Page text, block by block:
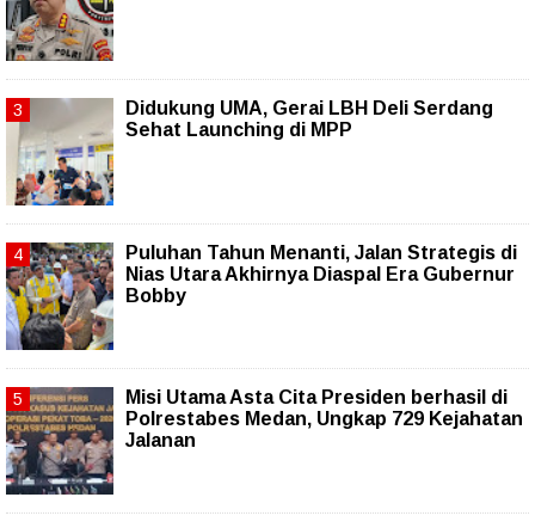
Didukung UMA, Gerai LBH Deli Serdang
Sehat Launching di MPP
Puluhan Tahun Menanti, Jalan Strategis di
Nias Utara Akhirnya Diaspal Era Gubernur
Bobby
Misi Utama Asta Cita Presiden berhasil di
Polrestabes Medan, Ungkap 729 Kejahatan
Jalanan